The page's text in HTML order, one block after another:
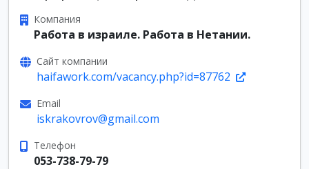
Компания
Работа в израиле. Работа в Нетании.
Сайт компании
haifawork.com/vacancy.php?id=87762
Email
iskrakovrov@gmail.com
Телефон
053-738-79-79